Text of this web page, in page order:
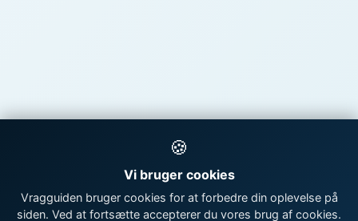
🍪
Vi bruger cookies
Vragguiden bruger cookies for at forbedre din oplevelse på
siden. Ved at fortsætte accepterer du vores brug af cookies.